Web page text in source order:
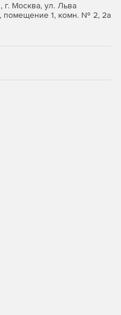
г. Москва, ул. Льва
помещение 1, комн. № 2, 2а